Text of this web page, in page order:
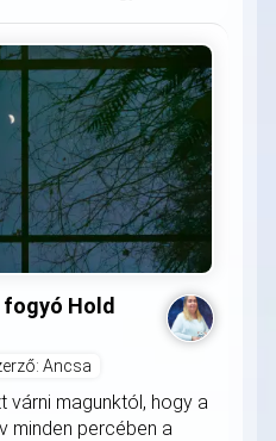
Hold
Ancsa
várni magunktól, hogy a
minden percében a